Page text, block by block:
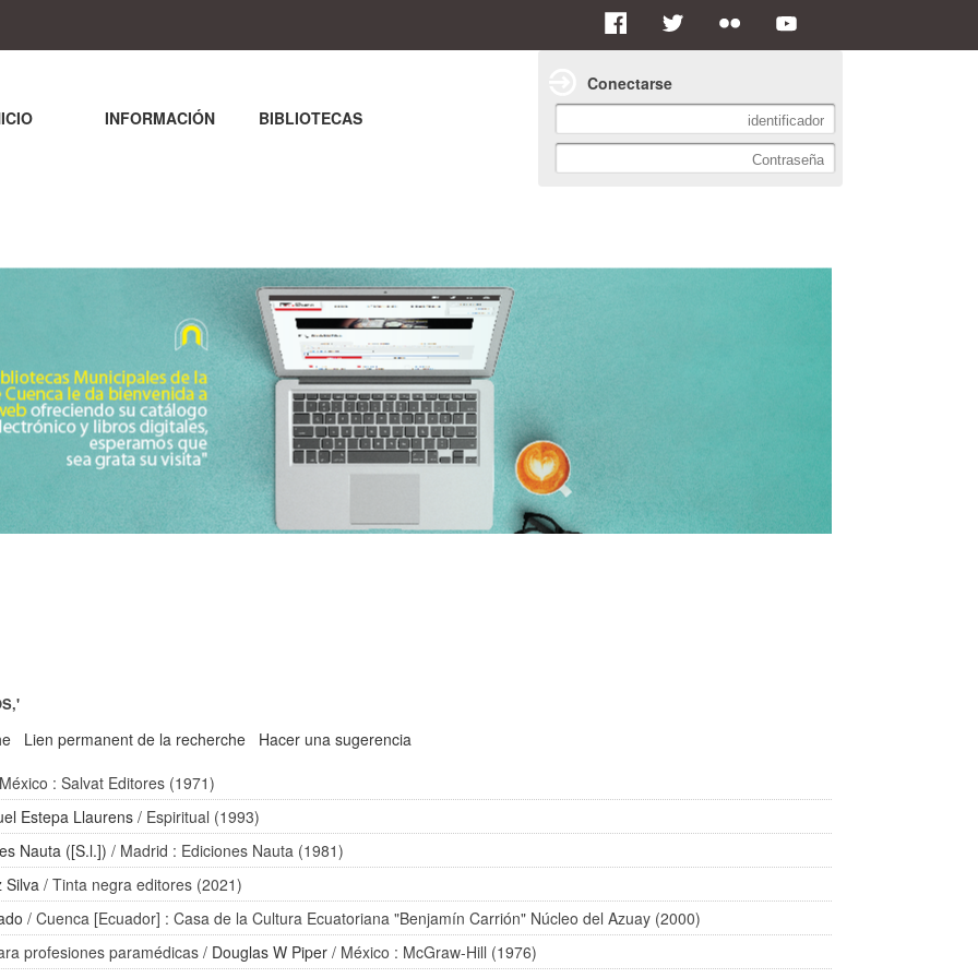
Lien permanent de la recherche
Hacer una sugerencia
: Salvat Editores (1971)
Estepa Llaurens / Espiritual (1993)
Nauta ([S.l.]) / Madrid : Ediciones Nauta (1981)
Silva / Tinta negra editores (2021)
/ Cuenca [Ecuador] : Casa de la Cultura Ecuatoriana "Benjamín Carrión" Núcleo del Azuay (2000)
profesiones paramédicas / Douglas W Piper / México : McGraw-Hill (1976)
INFORMACIÓN BIBLIOTECAS
Conectarse